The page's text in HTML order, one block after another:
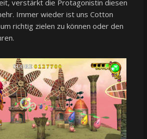
verstärkt die Protagonistin diesen
Immer wieder ist uns Cotton
richtig zielen zu können oder den